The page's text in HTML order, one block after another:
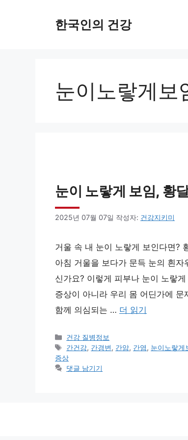
한국인의 건강
눈이노랗게보
눈이 노랗게 보임, 황
2025년 07월 07일 작성자: 건강지키미
거울 속 내 눈이 노랗게 보인다면?
아침 거울을 보다가 문득 눈의 흰
신가요? 이렇게 피부나 눈이 노랗
증상이 아니라 우리 몸 어딘가에
함께 의심되는 … 더 읽기
카
테
고
리
건강 질병정보
태
그
간건강, 간경변, 간암, 간염, 눈이노랗게
증상
댓글 남기기